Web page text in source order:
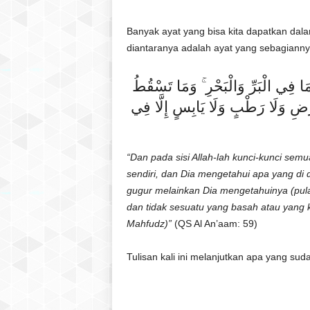
Banyak ayat yang bisa kita dapatkan
diantaranya adalah ayat yang
فِي الْبَرِّ وَالْبَحْرِ ۚ وَمَا تَسْقُطُ
وَلَا رَطْبٍ وَلَا يَابِسٍ إِلَّا فِي
“Dan pada sisi Allah-lah kunci-kunci
sendiri, dan Dia mengetahui apa yang di
gugur melainkan Dia mengetahuinya
dan tidak sesuatu yang basah atau
Mahfudz)”(QS Al An’aam: 59)
Tulisan kali ini melanjutkan apa yang